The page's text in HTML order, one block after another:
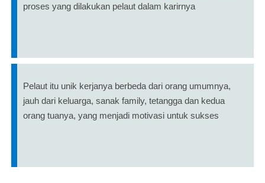
proses yang dilakukan pelaut dalam karirnya
Pelaut itu unik kerjanya berbeda dari orang umumnya,
jauh dari keluarga, sanak family, tetangga dan kedua
orang tuanya, yang menjadi motivasi untuk sukses